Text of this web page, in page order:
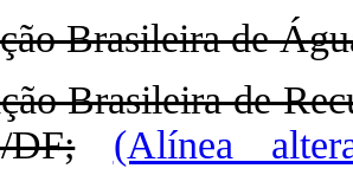
Brasileira de
Brasileira de
(Alínea